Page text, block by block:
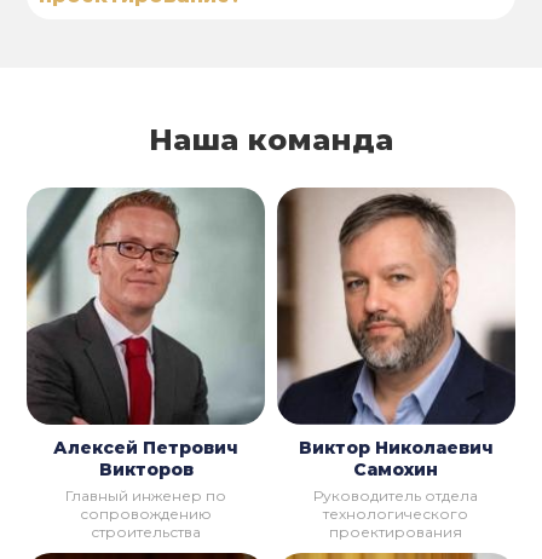
Наша команда
Алексей Петрович
Викторов
Главный инженер по
сопровождению
строительства
Виктор Николаевич
Самохин
Руководитель отдела
технологического
проектирования